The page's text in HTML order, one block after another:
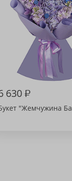
630₽
"Жемчужина